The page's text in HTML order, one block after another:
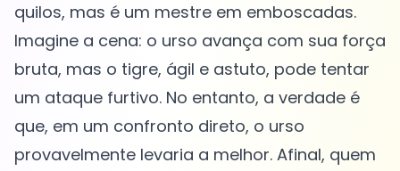
quilos, mas é um mestre em emboscadas.
Imagine a cena: o urso avança com sua força
bruta, mas o tigre, ágil e astuto, pode tentar
um ataque furtivo. No entanto, a verdade é
que, em um confronto direto, o urso
provavelmente levaria a melhor. Afinal, quem